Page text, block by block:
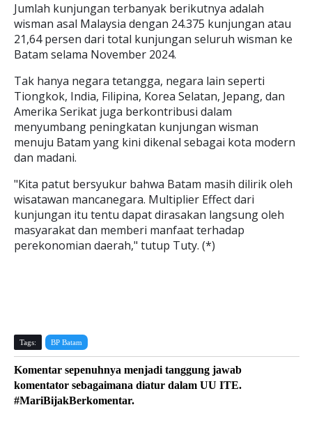
Jumlah kunjungan terbanyak berikutnya adalah
wisman asal Malaysia dengan 24.375 kunjungan atau
21,64 persen dari total kunjungan seluruh wisman ke
Batam selama November 2024.
Tak hanya negara tetangga, negara lain seperti
Tiongkok, India, Filipina, Korea Selatan, Jepang, dan
Amerika Serikat juga berkontribusi dalam
menyumbang peningkatan kunjungan wisman
menuju Batam yang kini dikenal sebagai kota modern
dan madani.
"Kita patut bersyukur bahwa Batam masih dilirik oleh
wisatawan mancanegara. Multiplier Effect dari
kunjungan itu tentu dapat dirasakan langsung oleh
masyarakat dan memberi manfaat terhadap
perekonomian daerah," tutup Tuty. (*)
Tags: BP Batam
Komentar sepenuhnya menjadi tanggung jawab
komentator sebagaimana diatur dalam UU ITE.
#MariBijakBerkomentar.